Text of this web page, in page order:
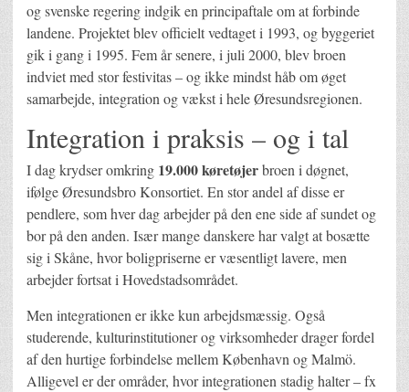
og svenske regering indgik en principaftale om at forbinde
landene. Projektet blev officielt vedtaget i 1993, og byggeriet
gik i gang i 1995. Fem år senere, i juli 2000, blev broen
indviet med stor festivitas – og ikke mindst håb om øget
samarbejde, integration og vækst i hele Øresundsregionen.
Integration i praksis – og i tal
I dag krydser omkring 19.000 køretøjerbroen i døgnet,
ifølge Øresundsbro Konsortiet. En stor andel af disse er
pendlere, som hver dag arbejder på den ene side af sundet og
bor på den anden. Især mange danskere har valgt at bosætte
sig i Skåne, hvor boligpriserne er væsentligt lavere, men
arbejder fortsat i Hovedstadsområdet.
Men integrationen er ikke kun arbejdsmæssig. Også
studerende, kulturinstitutioner og virksomheder drager fordel
af den hurtige forbindelse mellem København og Malmö.
Alligevel er der områder, hvor integrationen stadig halter – fx